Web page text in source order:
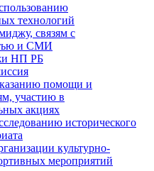
технологий
связям с
и СМИ
НП РБ
помощи и
участию в
акциях
исторического
культурно-
мероприятий